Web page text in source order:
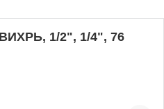
1/2", 1/4", 76